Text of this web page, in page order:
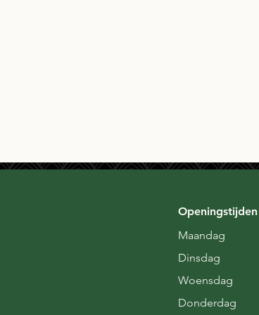
Openingstijden
Maandag
Dinsdag
Woensdag
Donderdag